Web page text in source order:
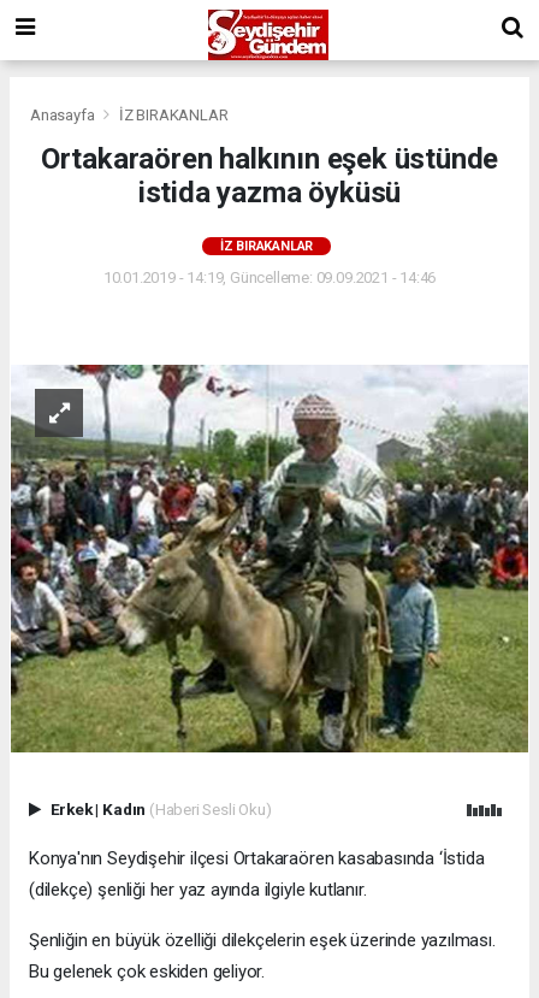
Anasayfa İZ BIRAKANLAR
Ortakaraören halkının eşek üstünde
istida yazma öyküsü
İZ BIRAKANLAR
10.01.2019 - 14:19, Güncelleme: 09.09.2021 - 14:46
Erkek| Kadın (Haberi Sesli Oku)
Konya'nın Seydişehir ilçesi Ortakaraören kasabasında ‘İstida
(dilekçe) şenliği her yaz ayında ilgiyle kutlanır.
Şenliğin en büyük özelliği dilekçelerin eşek üzerinde yazılması.
Bu gelenek çok eskiden geliyor.